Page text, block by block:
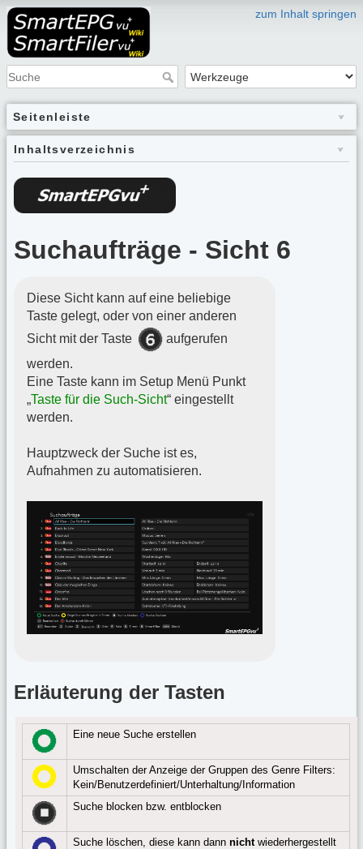
zum Inhalt springen
Seitenleiste
Inhaltsverzeichnis
Suchaufträge - Sicht 6
Diese Sicht kann auf eine beliebige
Taste gelegt, oder von einer anderen
Sicht mit der Taste
aufgerufen
werden.
Eine Taste kann im Setup Menü Punkt
„Taste für die Such-Sicht“ eingestellt
werden.
Hauptzweck der Suche ist es,
Aufnahmen zu automatisieren.
Erläuterung der Tasten
Eine neue Suche erstellen
Umschalten der Anzeige der Gruppen des Genre Filters:
Kein/Benutzerdefiniert/Unterhaltung/Information
Suche blocken bzw. entblocken
Suche löschen, diese kann dann nichtwiederhergestellt